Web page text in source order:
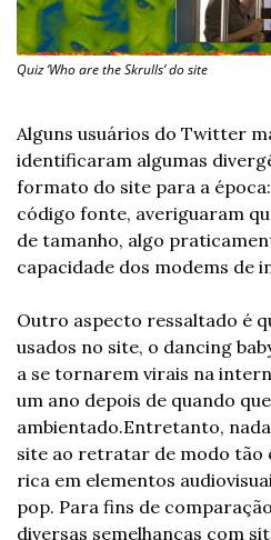
Quiz ‘Who are the Skrulls’ do site
Alguns usuários do Twitter
identificaram algumas
formato do site para a
código fonte, averiguaram
de tamanho, algo
capacidade dos modems de
Outro aspecto ressaltado é
usados no site, o dancing
a se tornarem virais na
um ano depois de quando
ambientado.Entretanto,
site ao retratar de modo tão
rica em elementos
pop. Para fins de
diversas semelhanças com